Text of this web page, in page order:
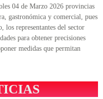
04 de Marzo 2026 provincias
gastronómica y comercial, pues
los representantes del sector
para obtener precisiones
medidas que permitan